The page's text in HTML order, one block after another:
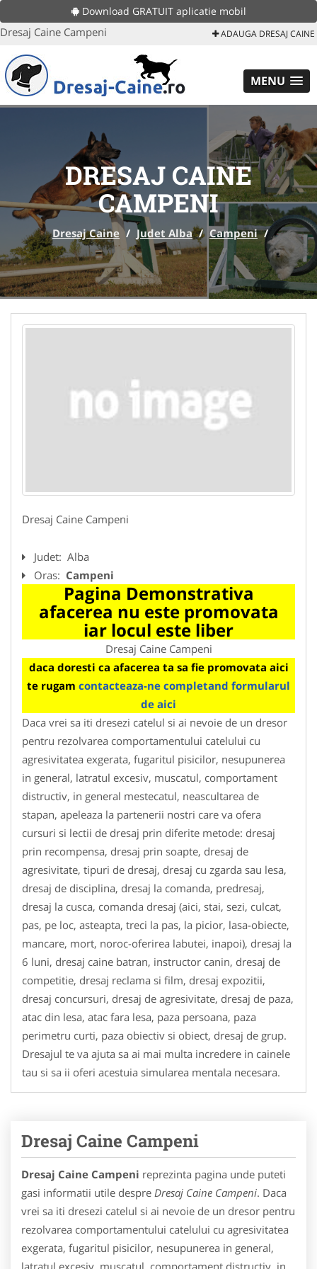
Download GRATUIT aplicatie mobil
Dresaj Caine Campeni ADAUGA DRESAJ CAINE
MENU
DRESAJ CAINE
CAMPENI
Dresaj Caine / Judet Alba / Campeni /
Dresaj Caine Campeni
Judet: Alba
Oras: Campeni
Pagina Demonstrativa
afacerea nu este promovata
iar locul este liber
Dresaj Caine Campeni
daca doresti ca afacerea ta sa fie promovata aici
te rugam contacteaza-ne completand formularul
de aici
Daca vrei sa iti dresezi catelul si ai nevoie de un dresor
pentru rezolvarea comportamentului catelului cu
agresivitatea exgerata, fugaritul pisicilor, nesupunerea
in general, latratul excesiv, muscatul, comportament
distructiv, in general mestecatul, neascultarea de
stapan, apeleaza la partenerii nostri care va ofera
cursuri si lectii de dresaj prin diferite metode: dresaj
prin recompensa, dresaj prin soapte, dresaj de
agresivitate, tipuri de dresaj, dresaj cu zgarda sau lesa,
dresaj de disciplina, dresaj la comanda, predresaj,
dresaj la cusca, comanda dresaj (aici, stai, sezi, culcat,
pas, pe loc, asteapta, treci la pas, la picior, lasa-obiecte,
mancare, mort, noroc-oferirea labutei, inapoi), dresaj la
6 luni, dresaj caine batran, instructor canin, dresaj de
competitie, dresaj reclama si film, dresaj expozitii,
dresaj concursuri, dresaj de agresivitate, dresaj de paza,
atac din lesa, atac fara lesa, paza persoana, paza
perimetru curti, paza obiectiv si obiect, dresaj de grup.
Dresajul te va ajuta sa ai mai multa incredere in cainele
tau si sa ii oferi acestuia simularea mentala necesara.
Dresaj Caine Campeni
Dresaj Caine Campeni reprezinta pagina unde puteti
gasi informatii utile despre Dresaj Caine Campeni. Daca
vrei sa iti dresezi catelul si ai nevoie de un dresor pentru
rezolvarea comportamentului catelului cu agresivitatea
exgerata, fugaritul pisicilor, nesupunerea in general,
latratul excesiv, muscatul, comportament distructiv, in